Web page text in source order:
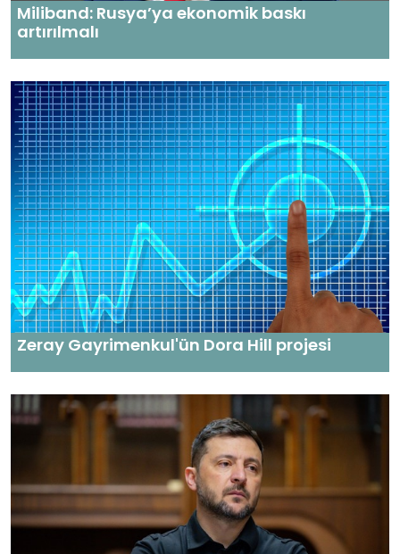
Miliband: Rusya’ya ekonomik baskı
artırılmalı
Zeray Gayrimenkul'ün Dora Hill projesi